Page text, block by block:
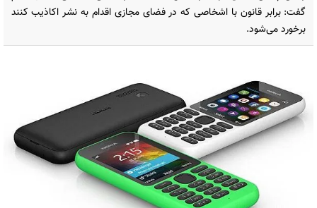
گفت: برابر قانون با اشخاصی که در فضای مجازی اقدام به نشر اکاذیب کنند
برخورد می‌شود.